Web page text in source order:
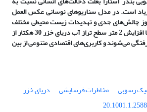
است. در مدل سناریوهای نوسانی عکس العمل
چالشهای جدی و تهدیدات زیست محیطی مختلف
خواهد شد. بطوری که با افزایش 2 متر سطح تراز آب دریای خزر 30 هکتار از
میشوند و کاربریهای اقتصادی متنوعی از بین
رسوبی مخاطرات فرسایشی
دریای خزر